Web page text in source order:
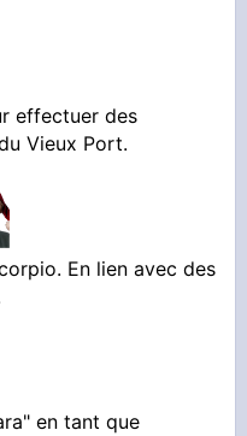
effectuer des
Vieux Port.
En lien avec des
en tant que